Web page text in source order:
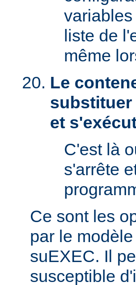
liste de
même
Le
substituer
et
C'est là
s'arrête
Ce sont les
par le
suEXEC. Il
susceptible